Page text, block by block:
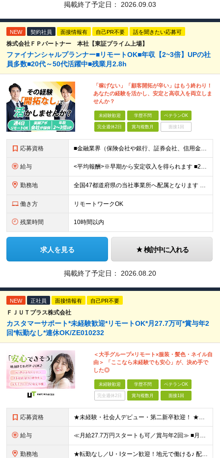
掲載終了予定日： 2026.09.03
NEW 契約社員 面接情報有 自己PR不要 話を聞きたい応募可
株式会社ＦＰパートナー 本社【東証プライム上場】
ファイナンシャルプランナー■リモートOK■年収【2~3倍】UPの社
員多数■20代～50代活躍中■残業月2.8h
「稼げない」「顧客開拓が辛い」はもう終わり！
あなたの経験を活かし、安定と高収入を両立しま
せんか？
未経験歓迎 学歴不問 ベテランOK
完全週休2日 賞与複数月 面接1回
応募資格 ■金融業界（保険会社や銀行、証券会社、信用金庫など）の営業経験をお持ちの方 ■学歴不問 ※第二新卒の方も歓迎します ※直販の保険営業職経験者も多数活躍中。 お客さまへのご提案に集中できる仕組みにより
給与 <平均報酬>※早期から安定収入を得られます ■2年目～：888万円 ■3年目～：960万円 ■4年目～：1028万円 ★成果連動型報酬（営業成績に応じて支給/45時間分固定残業代含む/超過分は別途支
勤務地 全国47都道府県の当社事業所へ配属となります ※居住地や希望の勤務先を考慮します ※リモートワークOK／転勤なし ＜本社＞ 東京都台東区浅草橋1-1-8 FP浅草橋ビル (変更の範囲)上記を除く当
働き方 リモートワークOK
残業時間 10時間以内
求人を見る 検討中に入れる
掲載終了予定日： 2026.08.20
NEW 正社員 面接情報有 自己PR不要
ＦＪＵＴプラス株式会社
カスタマーサポート*未経験歓迎*リモートOK*月27.7万可*賞与年2
回*転勤なし*連休OK/ZE010232
＜大手グループ×リモート×服装・髪色・ネイル自
由＞ 「ここなら未経験でも安心」が、決め手で
した◎
未経験歓迎 学歴不問 ベテランOK
完全週休2日 賞与複数月 面接1回
応募資格 ★未経験・社会人デビュー・第二新卒歓迎！ ★フリーターやブランクのある方も大歓迎！ ★20～40代幅広く活躍中 ■学歴不問 ＼こんな方にピッタリ／ --------------------- □ 正
給与 ≪月給27.7万円スタートも可／賞与年2回≫ ■月給21万円～27.7万円＋各種手当＋賞与年2回 ※給与は勤務地に応じて変更します ※年齢や経験・スキルなどを考慮して決定します ※時間外手当は全額支給
勤務地 ★転勤なし／U・Iターン歓迎！地元で働ける♪ 配属先：東京・神奈川・千葉・長野・石川・大阪・福岡・札幌・愛知・広島にある『NTTドコモ』グループ 《勤務地一覧》 ■東京 ・東京都新宿区新宿4-1-6